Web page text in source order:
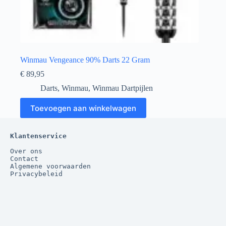
Winmau Vengeance 90% Darts 22 Gram
€ 89,95
Darts, Winmau, Winmau Dartpijlen
Toevoegen aan winkelwagen
Klantenservice
Over ons
Contact
Algemene voorwaarden
Privacybeleid